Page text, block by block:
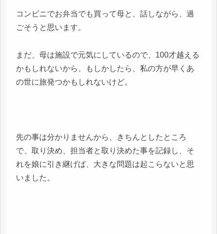
コンビニでお弁当でも買って母と、話しながら、過
ごそうと思います。
まだ、母は施設で元気にしているので、100才越える
かもしれないから、もしかしたら、私の方が早くあ
の世に旅発つかもしれないけど。
先の事は分かりませんから、きちんとしたところ
で、取り決め、担当者と取り決めた事を記録し、そ
れを娘に引き継げば、大きな問題は起こらないと思
いました。